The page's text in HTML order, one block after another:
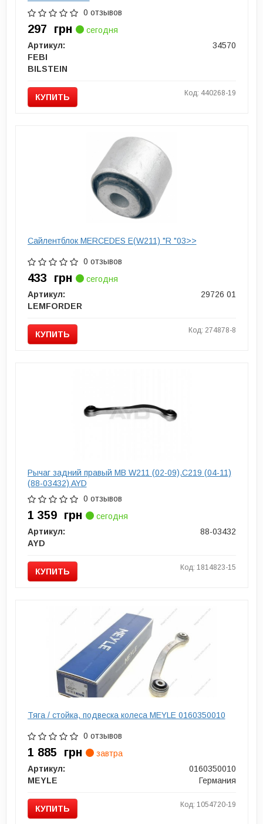
0 отзывов
297 грн
сегодня
Артикул:
34570
FEBI
BILSTEIN
КУПИТЬ Код: 440268-19
Сайлентблок MERCEDES E(W211) "R "03>>
0 отзывов
433 грн
сегодня
Артикул:
29726 01
LEMFORDER
КУПИТЬ Код: 274878-8
Рычаг задний правый MB W211 (02-09),C219 (04-11)
(88-03432) AYD
0 отзывов
1 359 грн
сегодня
Артикул:
88-03432
AYD
КУПИТЬ Код: 1814823-15
Тяга / стойка, подвеска колеса MEYLE 0160350010
0 отзывов
1 885 грн
завтра
Артикул:
0160350010
MEYLE
Германия
КУПИТЬ Код: 1054720-19